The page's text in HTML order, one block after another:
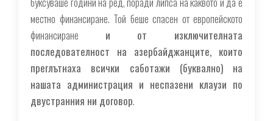
местно финансиране. Той беше спасен от европейското
финансиране и от изключителната
последователност на азербайджанците, които
преглътнаха всички саботажи (буквално) на
нашата администрация и неспазени клаузи по
двустранния ни договор.